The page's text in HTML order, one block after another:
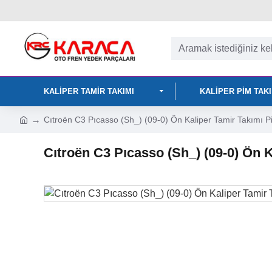
KALIPER TAMIR TAKIMI KALIPER PIM
Cıtroën C3 Pıcasso (Sh_) (09-0) Ön Kaliper Tamir Takımı
Cıtroën C3 Pıcasso (Sh_) (09-0)